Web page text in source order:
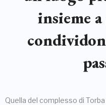
insieme
Quella del complesso di Torba